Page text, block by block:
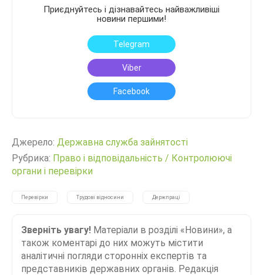
Приєднуйтесь і дізнавайтесь найважливіші
новини першими!
Telegram
Viber
Facebook
Джерело: Державна служба зайнятості
Рубрика: Право і відповідальність / Контролюючі
органи і перевірки
Перевірки Трудові відносини Держпраці
Зверніть увагу! Матеріали в розділі «Новини», а
також коментарі до них можуть містити
аналітичні погляди сторонніх експертів та
представників державних органів. Редакція